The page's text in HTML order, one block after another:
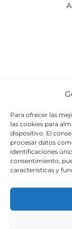
Para ofrecer las
las cookies para
dispositivo. El
procesar datos
identificaciones
consentimiento,
características y